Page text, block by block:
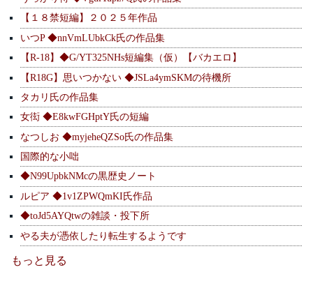
【１８禁短編】２０２５年作品
いつP ◆nnVmLUbkCk氏の作品集
【R-18】◆G/YT325NHs短編集（仮）【バカエロ】
【R18G】思いつかない ◆JSLa4ymSKMの待機所
タカリ氏の作品集
女衒 ◆E8kwFGHptY氏の短編
なつしお ◆myjeheQZSo氏の作品集
国際的な小咄
◆N99UpbkNMcの黒歴史ノート
ルピア ◆1v1ZPWQmKI氏作品
◆toJd5AYQtwの雑談・投下所
やる夫が憑依したり転生するようです
もっと見る